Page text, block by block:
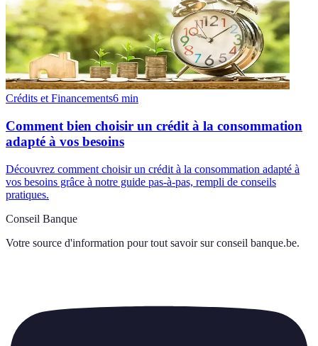
Crédits et Financements6 min
Comment bien choisir un crédit à la consommation
adapté à vos besoins
Découvrez comment choisir un crédit à la consommation adapté à
vos besoins grâce à notre guide pas-à-pas, rempli de conseils
pratiques.
Conseil Banque
Votre source d'information pour tout savoir sur conseil banque.be.